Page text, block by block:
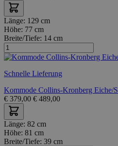
Länge: 129 cm
Höhe: 77 cm
Breite/Tiefe: 14 cm
Schnelle Lieferung
Kommode Collins-Kronberg Eiche/
€ 379,00 € 489,00
Länge: 82 cm
Höhe: 81 cm
Breite/Tiefe: 39 cm